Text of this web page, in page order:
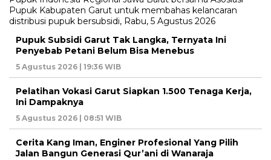
Pupuk Subsidi Garut Tak Langka, Ternyata Ini
Penyebab Petani Belum Bisa Menebus
5 Agustus 2026 | 19:36 WIB
Pelatihan Vokasi Garut Siapkan 1.500 Tenaga Kerja,
Ini Dampaknya
5 Agustus 2026 | 08:51 WIB
Cerita Kang Iman, Enginer Profesional Yang Pilih
Jalan Bangun Generasi Qur’ani di Wanaraja